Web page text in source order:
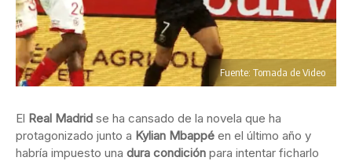
Fuente: Tomada de Video
El Real Madrid se ha cansado de la novela que ha
protagonizado junto a Kylian Mbappé en el último año y
habría impuesto una dura condición para intentar ficharlo